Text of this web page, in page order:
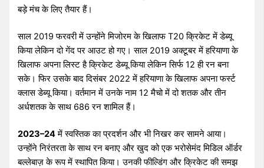
बड़े मंच के लिए तैयार हैं।
साल 2019 फरवरी में उन्होंने मिजोरम के खिलाफ T20 क्रिकेट में डेब्यू
किया लेकिन दो गेंद पर आउट हो गए। साल 2019 अक्टूबर में हरियाणा के
खिलाफ अपना लिस्ट है क्रिकेट डेब्यू किया लेकिन सिर्फ 12 ही रन बना
सके। फिर उसके बाद दिसंबर 2022 में हरियाणा के खिलाफ अपना फर्स्ट
क्लास डेब्यू किया। वर्तमान में उनके नाम 12 मैचो में दो शतक और तीन
अर्धशतक के साथ 686 रन शामिल हैं।
2023–24में स्वस्तिक का प्रदर्शन और भी निखर कर सामने आया।
उन्होंने निरंतरता के साथ रन बनाए और खुद को एक भरोसेमंद मिडिल ऑर्डर
बल्लेबाज़ के रूप में स्थापित किया। उनकी फील्डिंग और क्रिकेट की समझ